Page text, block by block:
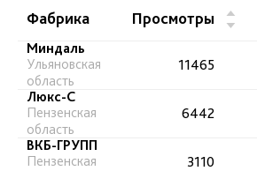
Фабрика Просмотры
▲
▼
Миндаль
Ульяновская
область
11465
Люкс-С
Пензенская
область
6442
ВКБ-ГРУПП
Пензенская
3110